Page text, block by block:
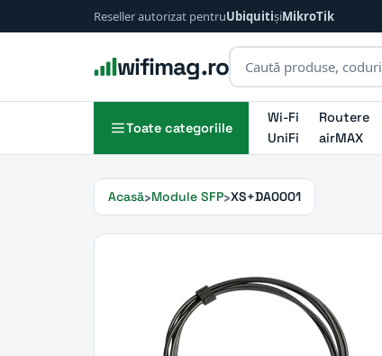
Reseller autorizat pentruUbiquitișiMikroTik
wifimag.ro
Toate categoriile
Wi-Fi Routere
UniFi
airMAX
Acasă Module SFP XS+DA0001